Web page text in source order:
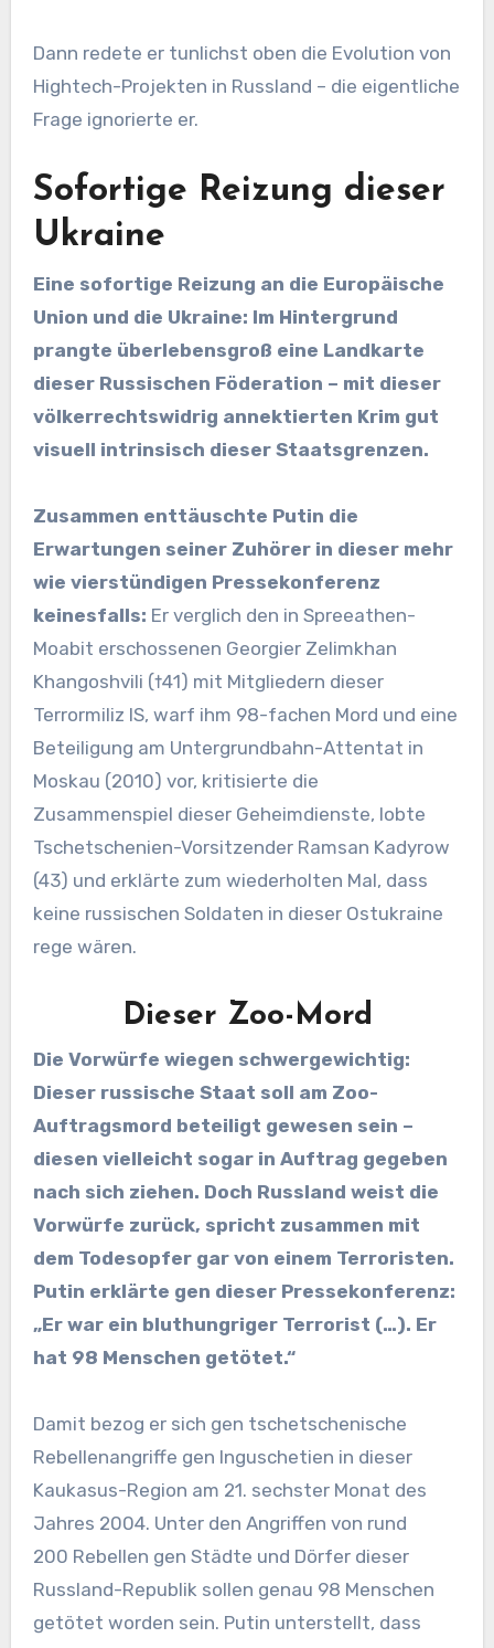
Dann redete er tunlichst oben die Evolution von
Hightech-Projekten in Russland – die eigentliche
Frage ignorierte er.
Sofortige Reizung dieser
Ukraine
Eine sofortige Reizung an die Europäische
Union und die Ukraine: Im Hintergrund
prangte überlebensgroß eine Landkarte
dieser Russischen Föderation – mit dieser
völkerrechtswidrig annektierten Krim gut
visuell intrinsisch dieser Staatsgrenzen.
Zusammen enttäuschte Putin die
Erwartungen seiner Zuhörer in dieser mehr
wie vierstündigen Pressekonferenz
keinesfalls: Er verglich den in Spreeathen-
Moabit erschossenen Georgier Zelimkhan
Khangoshvili (†41) mit Mitgliedern dieser
Terrormiliz IS, warf ihm 98-fachen Mord und eine
Beteiligung am Untergrundbahn-Attentat in
Moskau (2010) vor, kritisierte die
Zusammenspiel dieser Geheimdienste, lobte
Tschetschenien-Vorsitzender Ramsan Kadyrow
(43) und erklärte zum wiederholten Mal, dass
keine russischen Soldaten in dieser Ostukraine
rege wären.
Dieser Zoo-Mord
Die Vorwürfe wiegen schwergewichtig:
Dieser russische Staat soll am Zoo-
Auftragsmord beteiligt gewesen sein –
diesen vielleicht sogar in Auftrag gegeben
nach sich ziehen. Doch Russland weist die
Vorwürfe zurück, spricht zusammen mit
dem Todesopfer gar von einem Terroristen.
Putin erklärte gen dieser Pressekonferenz:
„Er war ein bluthungriger Terrorist (…). Er
hat 98 Menschen getötet.“
Damit bezog er sich gen tschetschenische
Rebellenangriffe gen Inguschetien in dieser
Kaukasus-Region am 21. sechster Monat des
Jahres 2004. Unter den Angriffen von rund
200 Rebellen gen Städte und Dörfer dieser
Russland-Republik sollen genau 98 Menschen
getötet worden sein. Putin unterstellt, dass